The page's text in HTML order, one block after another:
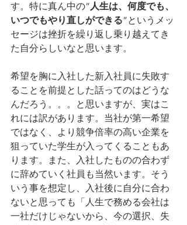
す。特に真ん中の”人生は、何度でも、
いつでもやり直しができる”というメッ
セージは挫折を繰り返し乗り越えてき
た自分らしいなと思います。
希望を胸に入社した新入社員に失敗す
ることを前提とした話ってのはどうな
んだろう。。。と思いますが、実はこ
れには訳があります。当社が第一希望
ではなく、より競争倍率の高い企業を
狙っていた学生が入ってくることもあ
ります。また、入社したものの合わず
に辞めていく社員も当然います。そう
いう事を想定し、入社後に自分に合わ
ないと思っても「人生で務める会社は
一社だけじゃないから、今の選択、失